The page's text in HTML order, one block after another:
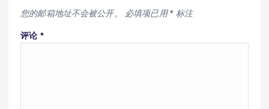
您的邮箱地址不会被公开。 必填项已用* 标注
评论 *